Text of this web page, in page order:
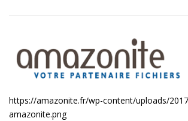
https://amazonite.fr/wp-content/uploads/
amazonite.png